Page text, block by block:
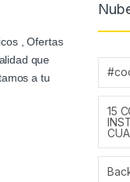
, Ofertas
que
a tu
15